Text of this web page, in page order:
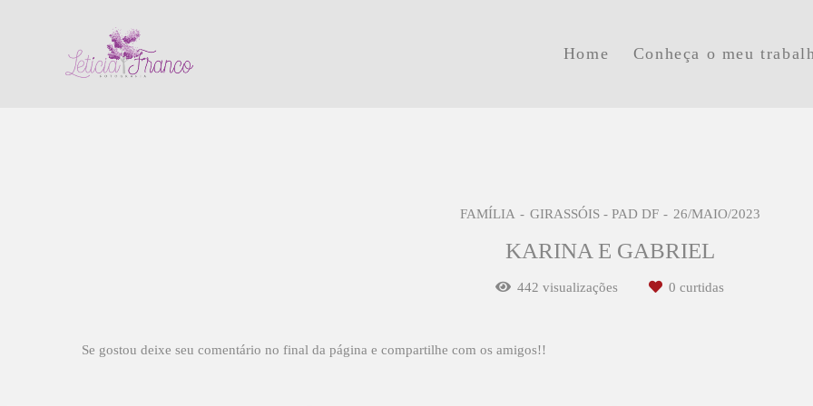
Home Conheça o meu
FAMÍLIA GIRASSÓIS - PAD DF 26/MAIO/2023
KARINA E GABRIEL
442 visualizações 0 curtidas
Se gostou deixe seu comentário no final da página e compartilhe com os amigos!!